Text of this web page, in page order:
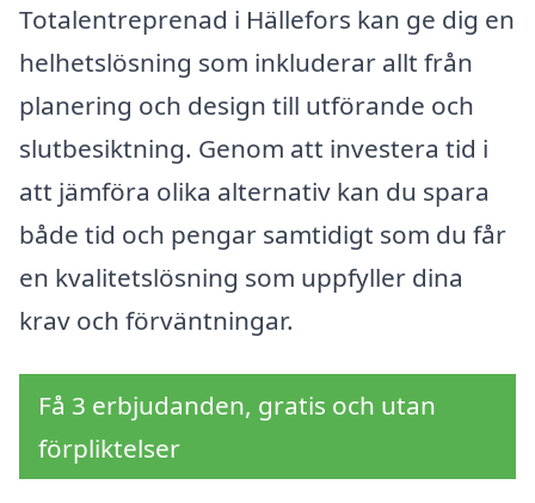
Totalentreprenad i Hällefors kan ge dig en
helhetslösning som inkluderar allt från
planering och design till utförande och
slutbesiktning. Genom att investera tid i
att jämföra olika alternativ kan du spara
både tid och pengar samtidigt som du får
en kvalitetslösning som uppfyller dina
krav och förväntningar.
Få 3 erbjudanden, gratis och utan
förpliktelser